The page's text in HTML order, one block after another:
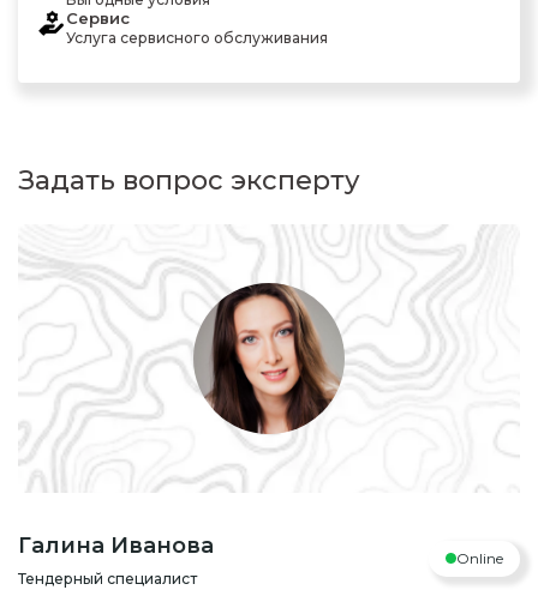
Сервис
Услуга сервисного обслуживания
Задать вопрос эксперту
Галина Иванова
Тендерный специалист
Online